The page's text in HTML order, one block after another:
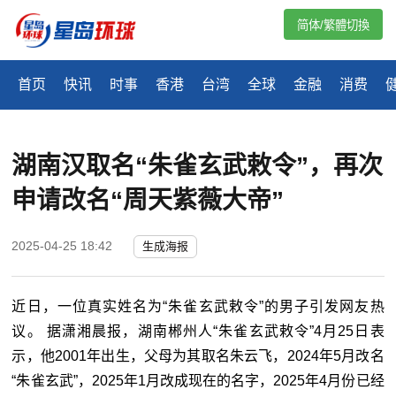
首页 快讯 时事 香港 台湾 全球 金融 消费
简体/繁體切換
湖南汉取名“朱雀玄武敕令”，再次
申请改名“周天紫薇大帝”
2025-04-25 18:42 生成海报
近日，一位真实姓名为“朱雀玄武敕令”的男子引发网友热
议。 据潇湘晨报，湖南郴州人“朱雀玄武敕令”4月25日表
示，他2001年出生，父母为其取名朱云飞，2024年5月改名
“朱雀玄武”，2025年1月改成现在的名字，2025年4月份已经